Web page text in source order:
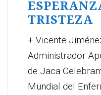
TRISTEZA
+ Vicente
Administrador
de Jaca
Mundial del